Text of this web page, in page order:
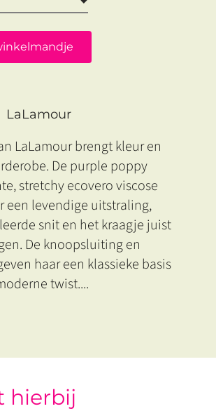
LaLamour
LaLamour brengt kleur en
De purple poppy
stretchy ecovero viscose
een levendige uitstraling,
snit en het kraagje juist
De knoopsluiting en
haar een klassieke basis
twist....
hierbij